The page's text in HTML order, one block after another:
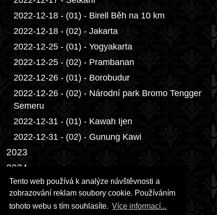
Tento web používá k analýze návštěvnosti a
zobrazování reklam soubory cookie. Používáním
tohoto webu s tím souhlasíte. Více informací...
2022-12-18 - (01) - Birell Běh na 10 km
2022-12-18 - (02) - Jakarta
2022-12-25 - (01) - Yogyakarta
2022-12-25 - (02) - Prambanan
2022-12-26 - (01) - Borobudur
2022-12-26 - (02) - Národní park Bromo Tengger
Semeru
2022-12-31 - (01) - Kawah Ijen
2022-12-31 - (02) - Gunung Kawi
2023
2024
2025
2026